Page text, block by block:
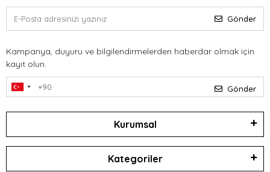
Gönder
Kampanya, duyuru ve bilgilendirmelerden haberdar olmak için
kayıt olun.
Gönder
Kurumsal
Kategoriler